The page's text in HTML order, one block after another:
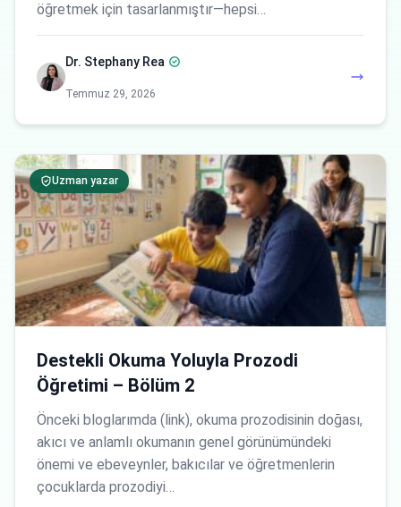
öğretmek için tasarlanmıştır—hepsi…
Dr. Stephany Rea
Temmuz 29, 2026
Uzman yazar
Destekli Okuma Yoluyla Prozodi
Öğretimi – Bölüm 2
Önceki bloglarımda (link), okuma prozodisinin doğası,
akıcı ve anlamlı okumanın genel görünümündeki
önemi ve ebeveynler, bakıcılar ve öğretmenlerin
çocuklarda prozodiyi…